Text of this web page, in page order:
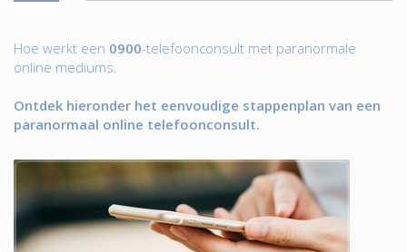
Hoe werkt een 0900-telefoonconsult met paranormale
online mediums.
Ontdek hieronder het eenvoudige stappenplan van een
paranormaal online telefoonconsult.